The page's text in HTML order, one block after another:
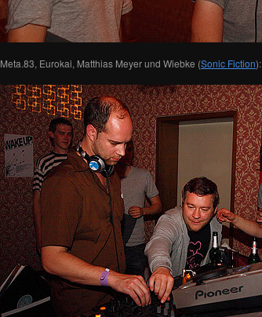
Meta.83, Eurokai, Matthias Meyer und Wiebke (Sonic Fiction):